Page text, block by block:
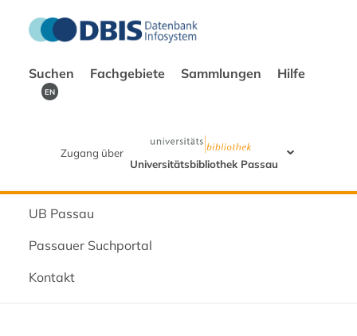
Suchen Fachgebiete Sammlungen Hilfe
EN
Zugang über
Universitätsbibliothek Passau
UB Passau
Passauer Suchportal
Kontakt